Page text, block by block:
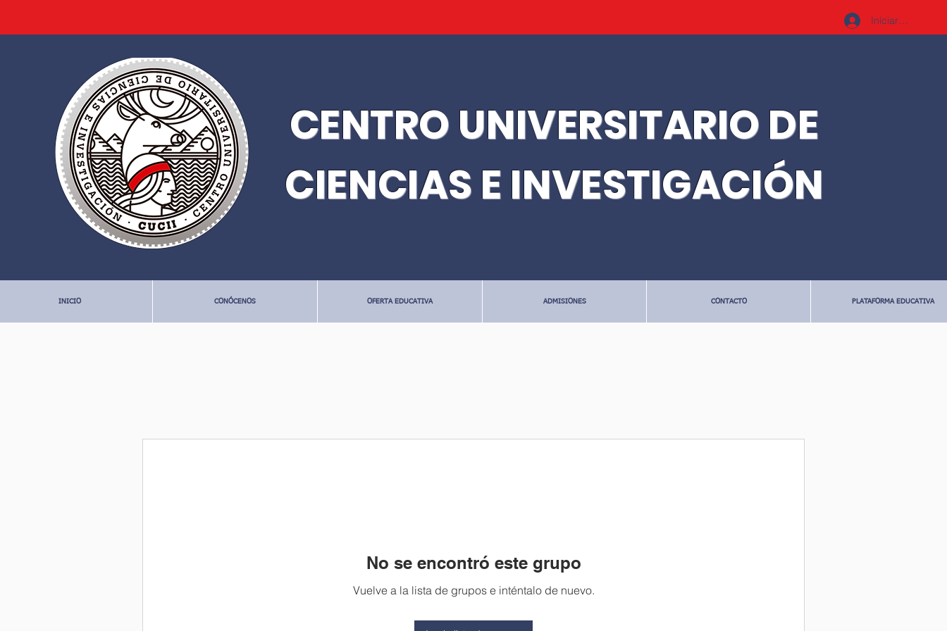
Iniciar sesión
CENTRO UNIVERSITARIO DE
CIENCIAS E INVESTIGACIÓN
No se encontró este grupo
Vuelve a la lista de grupos e inténtalo de nuevo.
INICIO CONÓCENOS OFERTA EDUCATIVA ADMISIONES CONTACTO PLATAFORMA EDUCATIVA